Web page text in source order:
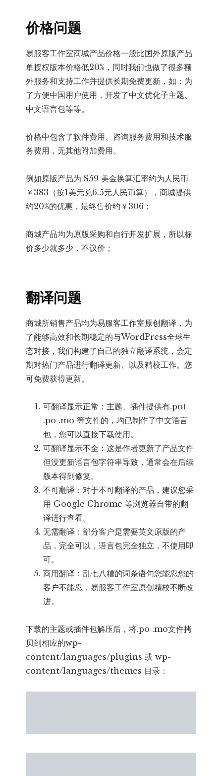
价格问题
易服客工作室商城产品价格一般比国外原版产品
单授权版本价格低20%，同时我们也做了很多额
外服务和支持工作并提供长期免费更新，如：为
了方便中国用户使用，开发了中文优化子主题、
中文语言包等等。
价格中包含了软件费用、咨询服务费用和技术服
务费用，无其他附加费用。
例如原版产品为 $59 美金换算汇率约为人民币
￥383（按1美元兑6.5元人民币算），商城提供
约20%的优惠，最终售价约￥306；
商城产品均为原版采购和自行开发扩展，所以标
价多少就多少，不议价；
翻译问题
商城所销售产品均为易服客工作室原创翻译，为
了能够高效和长期稳定的与WordPress全球生
态对接，我们构建了自己的独立翻译系统，会定
期对热门产品进行翻译更新、以及精校工作。您
可免费获得更新。
可翻译显示正常：主题、插件提供有.pot
.po .mo 等文件的，均已制作了中文语言
包，您可以直接下载使用。
可翻译显示不全：这是作者更新了产品文件
但没更新语言包字符串导致，通常会在后续
版本得到修复。
不可翻译：对于不可翻译的产品，建议您采
用 Google Chrome 等浏览器自带的翻
译进行查看。
无需翻译：部分客户是需要英文原版的产
品，完全可以，语言包完全独立，不使用即
可。
商用翻译：乱七八糟的词条语句您能忍您的
客户不能忍，易服客工作室原创精校不断改
进。
下载的主题或插件包解压后，将.po .mo文件拷
贝到相应的wp-
content/languages/plugins 或 wp-
content/languages/themes 目录：